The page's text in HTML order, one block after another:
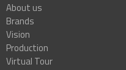
About us
Brands
Vision
Production
Virtual Tour